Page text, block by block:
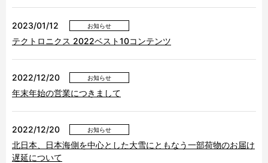
2023/01/12 お知らせ
テクトロニクス 2022ベスト10コンテンツ
2022/12/20 お知らせ
年末年始の営業につきまして
2022/12/20 お知らせ
北日本、日本海側を中心とした大雪にともなう一部荷物のお届け
遅延について